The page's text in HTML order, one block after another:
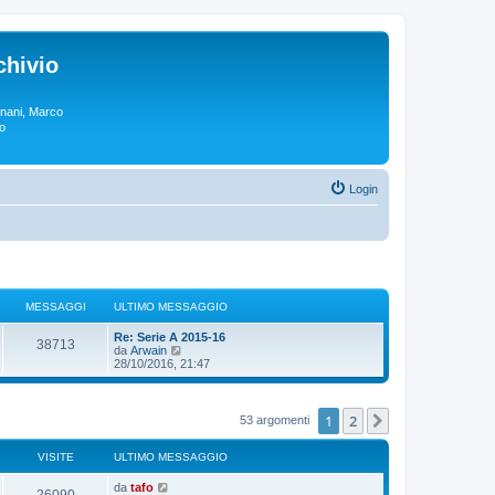
Marco
Login
MESSAGGI ULTIMO MESSAGGIO
38713
Re: Serie A 2015-16
da Arwain
e
d
i
m
28/10/2016, 21:47
53 argomenti 1 2
VISITE ULTIMO MESSAGGIO
da tafo